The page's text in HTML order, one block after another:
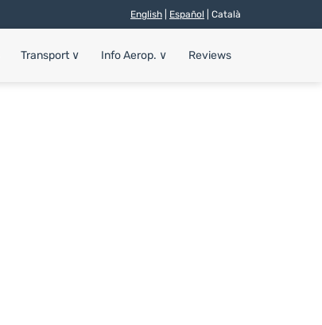
English Español | Català
Transport ∨ Info Aerop. ∨ Reviews